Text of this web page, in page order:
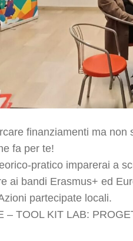
finanziamenti ma
fa per te!
pratico imparerai a
ai bandi Erasmus+ ed
partecipate locali.
– TOOL KIT LAB: